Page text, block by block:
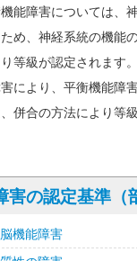
能障害については、
め、神経系統の機能
等級が認定されます。
により、平衡機能障
併合の方法により等
害の認定基準（
機能障害